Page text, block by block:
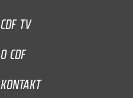
CDF TV
O CDF
KONTAKT